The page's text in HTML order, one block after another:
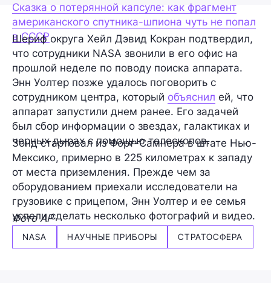
Сказка о потерянной капсуле: как фрагмент
американского спутника-шпиона чуть не попал
в СССР
Шериф округа Хейл Дэвид Кокран подтвердил,
что сотрудники NASA звонили в его офис на
прошлой неделе по поводу поиска аппарата.
Энн Уолтер позже удалось поговорить с
сотрудником центра, который объяснил ей, что
аппарат запустили днем ранее. Его задачей
был сбор информации о звездах, галактиках и
черных дырах с помощью телескопов.
Зонд стартовал из Форт-Самнера в штате Нью-
Мексико, примерно в 225 километрах к западу
от места приземления. Прежде чем за
оборудованием приехали исследователи на
грузовике с прицепом, Энн Уолтер и ее семья
успели сделать несколько фотографий и видео.
Фото AP
NASA НАУЧНЫЕ ПРИБОРЫ СТРАТОСФЕРА